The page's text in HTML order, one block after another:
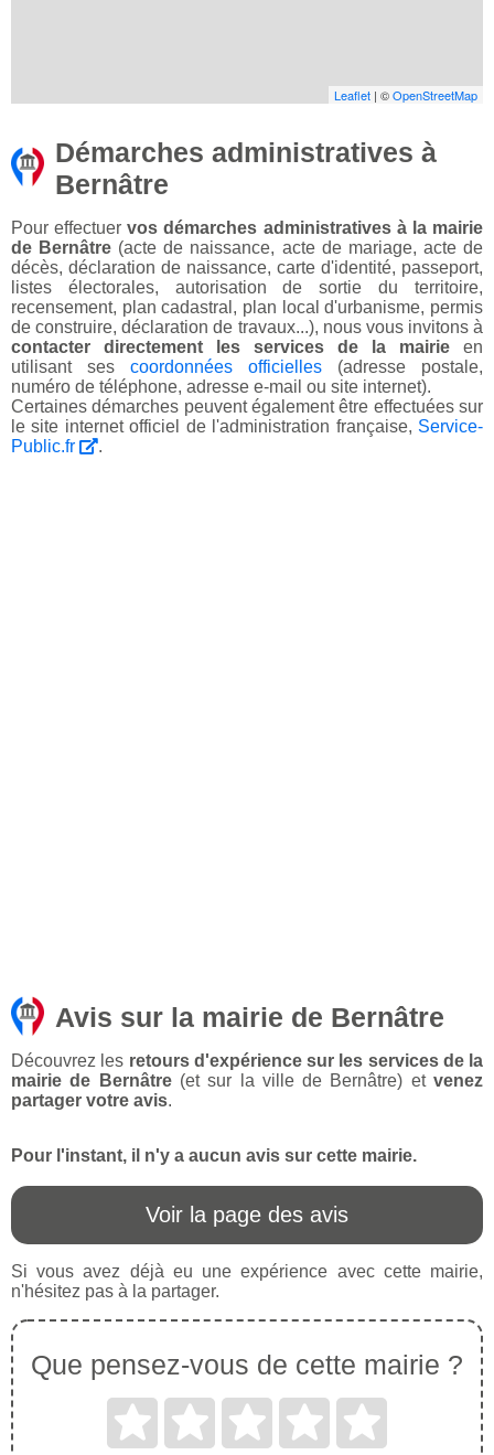
Leaflet | ©OpenStreetMap
Démarches administratives à
Bernâtre
Pour effectuervos démarches administratives à la mairie
de Bernâtre (acte de naissance, acte de mariage, acte de
décès, déclaration de naissance, carte d'identité, passeport,
listes électorales, autorisation de sortie du territoire,
recensement, plan cadastral, plan local d'urbanisme, permis
de construire, déclaration de travaux...), nous vous invitons à
contacter directement les services de la mairie en
utilisant ses coordonnées officielles (adresse postale,
numéro de téléphone, adresse e-mail ou site internet).
Certaines démarches peuvent également être effectuées sur
le site internet officiel de l'administration française, Service-
Public.fr
.
Avis sur la mairie de Bernâtre
Découvrez les retours d'expérience sur les services de la
mairie de Bernâtre(et sur la ville de Bernâtre) etvenez
partager votre avis.
Pour l'instant, il n'y a aucun avis sur cette mairie.
Voir la page des avis
Si vous avez déjà eu une expérience avec cette mairie,
n'hésitez pas à la partager.
Que pensez-vous de cette mairie ?